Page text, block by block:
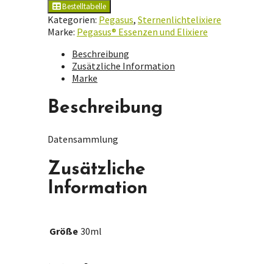
Bestelltabelle
Kategorien: Pegasus, Sternenlichtelixiere
Marke: Pegasus® Essenzen und Elixiere
Beschreibung
Zusätzliche Information
Marke
Beschreibung
Datensammlung
Zusätzliche
Information
Größe 30ml